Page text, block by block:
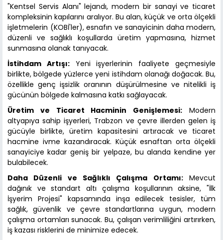
"Kentsel Servis Alanı" lejandı, modern bir sanayi ve ticaret
kompleksinin kapılarını aralıyor. Bu alan, küçük ve orta ölçekli
işletmelerin (KOBİ'ler), esnafın ve sanayicinin daha modern,
düzenli ve sağlıklı koşullarda üretim yapmasına, hizmet
sunmasına olanak tanıyacak.
İstihdam Artışı:Yeni işyerlerinin faaliyete geçmesiyle
birlikte, bölgede yüzlerce yeni istihdam olanağı doğacak. Bu,
özellikle genç işsizlik oranının düşürülmesine ve nitelikli iş
gücünün bölgede kalmasına katkı sağlayacak.
Üretim ve Ticaret Hacminin Genişlemesi: Modern
altyapıya sahip işyerleri, Trabzon ve çevre illerden gelen iş
gücüyle birlikte, üretim kapasitesini artıracak ve ticaret
hacmine ivme kazandıracak. Küçük esnaftan orta ölçekli
sanayiciye kadar geniş bir yelpaze, bu alanda kendine yer
bulabilecek.
Daha Düzenli ve Sağlıklı Çalışma Ortamı:Mevcut
dağınık ve standart altı çalışma koşullarının aksine, "İlk
İşyerim Projesi" kapsamında inşa edilecek tesisler, tüm
sağlık, güvenlik ve çevre standartlarına uygun, modern
çalışma ortamları sunacak. Bu, çalışan verimliliğini artırırken,
iş kazası risklerini de minimize edecek.